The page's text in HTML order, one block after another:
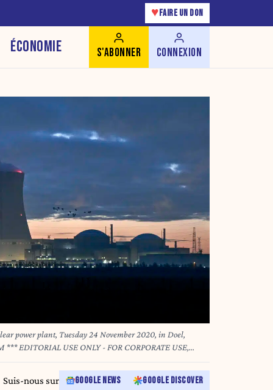
♥ FAIRE UN DON
ÉCONOMIE S'ABONNER CONNEXION
*** EDITORIAL USE ONLY - FOR CORPORATE USE,
AUTHORITIES FANC.BE ***
Suis-nous sur GOOGLE NEWS GOOGLE DISCOVER